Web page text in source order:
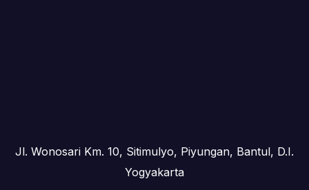
Jl. Wonosari Km. 10, Sitimulyo, Piyungan, Bantul, D.I.
Yogyakarta